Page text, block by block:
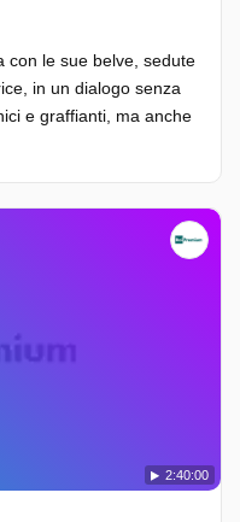
con le sue belve, sedute
in un dialogo senza
e graffianti, ma anche
2:40:00